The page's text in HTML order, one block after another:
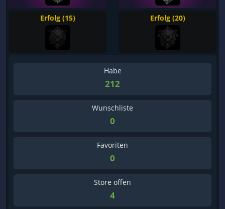
Erfolg (15) Erfolg (20)
Habe
212
Wunschliste
0
Favoriten
0
Store offen
4